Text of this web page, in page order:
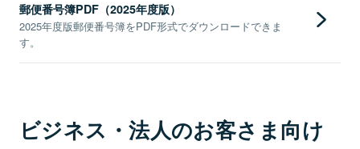
郵便番号簿PDF（2025年度版）
2025年度版郵便番号簿をPDF形式でダウンロードできま
す。
ビジネス・法人のお客さま向け